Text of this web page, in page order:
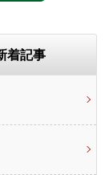
着記事